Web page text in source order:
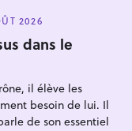
2026
dans le
il élève les
besoin de lui. Il
de son essentiel